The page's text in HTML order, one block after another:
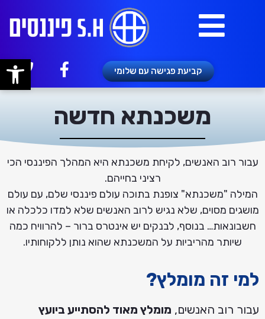
קביעת פגישה עם שלומי
משכנתא חדשה
עבור רוב האנשים, לקיחת משכנתא היא המהלך הפיננסי הכי
רציני בחייהם.
המילה "משכנתא" צופנת בתוכה עולם פיננסי שלם, עם עולם
מושגים מסוים, שלא נגיש לרוב האנשים שלא למדו כלכלה או
חשבונאות… בנוסף, לבנקים יש אינטרס ברור – להרוויח כמה
שיותר מהריביות על המשכנתא שהוא נותן ללקוחותיו.
למי זה מומלץ?
עבור רוב האנשים, מומלץ מאוד להסתייע ביועץ